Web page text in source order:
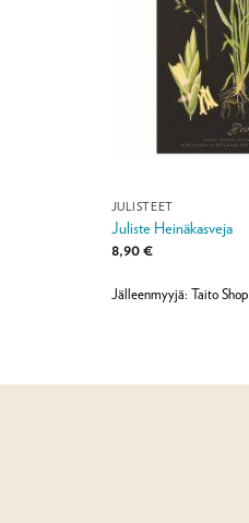
JULISTEET
Juliste Heinäkasveja
8,90€
Jälleenmyyjä: Taito Shop